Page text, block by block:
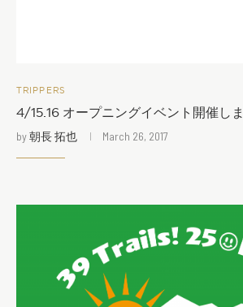
TRIPPERS
4/15.16 オープニングイベント開催しま
by朝長 拓也 March 26, 2017